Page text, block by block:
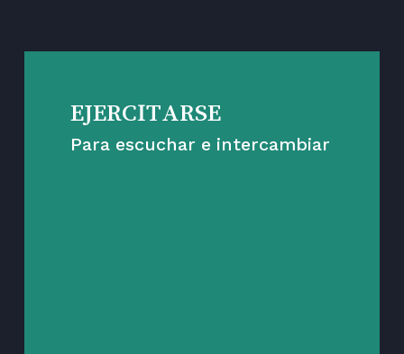
EJERCITARSE
Para escuchar e intercambiar